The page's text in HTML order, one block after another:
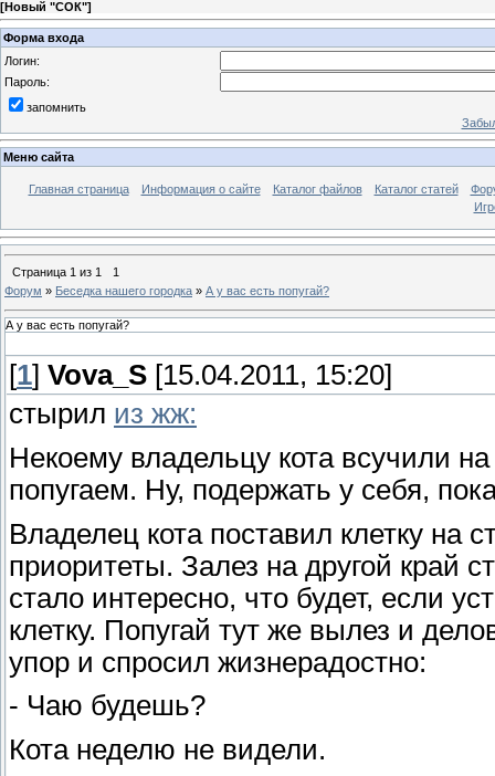
[Новый "СОК"]
Форма входа
Логин:
Пароль:
запомнить
Меню сайта
Главная страница Информация о сайте Каталог файлов Каталог статей
Страница 1 из 1
1
Форум » Беседка нашего городка » А у вас есть попугай?
А у вас есть попугай?
[1] Vova_S [15.04.2011, 15:20]
стырил из жж:
Некоему владельцу кота всучили
попугаем. Ну, подержать у себя,
Владелец кота поставил клетку на
приоритеты. Залез на другой край
стало интересно, что будет, если
клетку. Попугай тут же вылез и
упор и спросил жизнерадостно:
- Чаю будешь?
Кота неделю не видели.